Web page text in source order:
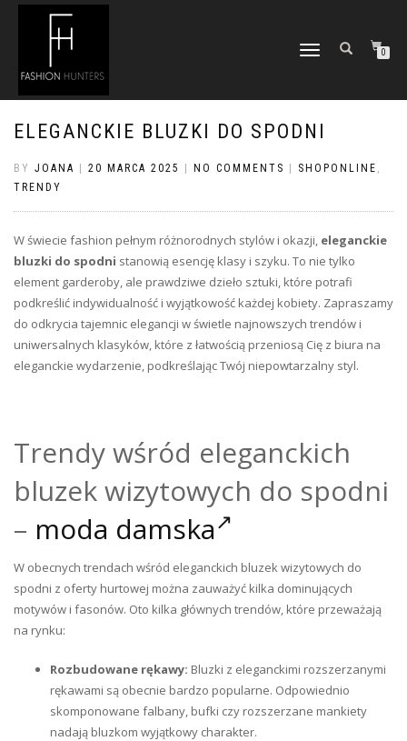
TOGGLE
0
ELEGANCKIE BLUZKI DO SPODNI
BY JOANA 20 MARCA 2025 NO COMMENTS SHOPONLINE ,
TRENDY
W świecie fashion pełnym różnorodnych stylów i okazji, eleganckie
bluzki do spodni stanowią esencję klasy i szyku. To nie tylko
element garderoby, ale prawdziwe dzieło sztuki, które potrafi
podkreślić indywidualność i wyjątkowość każdej kobiety. Zapraszamy
do odkrycia tajemnic elegancji w świetle najnowszych trendów i
uniwersalnych klasyków, które z łatwością przeniosą Cię z biura na
eleganckie wydarzenie, podkreślając Twój niepowtarzalny styl.
Trendy wśród eleganckich
bluzek wizytowych do spodni
– moda damska
W obecnych trendach wśród eleganckich bluzek wizytowych do
spodni z oferty hurtowej można zauważyć kilka dominujących
motywów i fasonów. Oto kilka głównych trendów, które przeważają
na rynku:
Rozbudowane rękawy: Bluzki z eleganckimi rozszerzanymi
rękawami są obecnie bardzo popularne. Odpowiednio
skomponowane falbany, bufki czy rozszerzane mankiety
nadają bluzkom wyjątkowy charakter.